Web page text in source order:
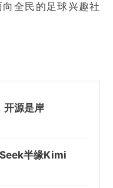
全民的足球兴趣社
源是岸
半缘Kimi